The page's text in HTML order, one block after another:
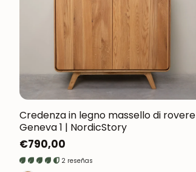
Credenza in legno massello di rovere
Geneva 1 | NordicStory
Prezzo
normale
€790,00
2 reseñas